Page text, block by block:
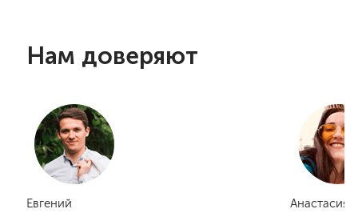
Нам доверяют
Евгений
Анастасия